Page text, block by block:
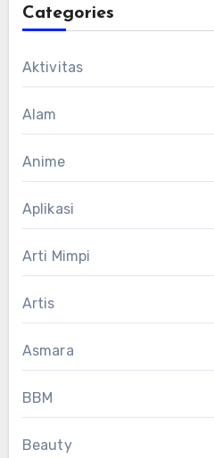
Categories
Aktivitas
Alam
Anime
Aplikasi
Arti Mimpi
Artis
Asmara
BBM
Beauty